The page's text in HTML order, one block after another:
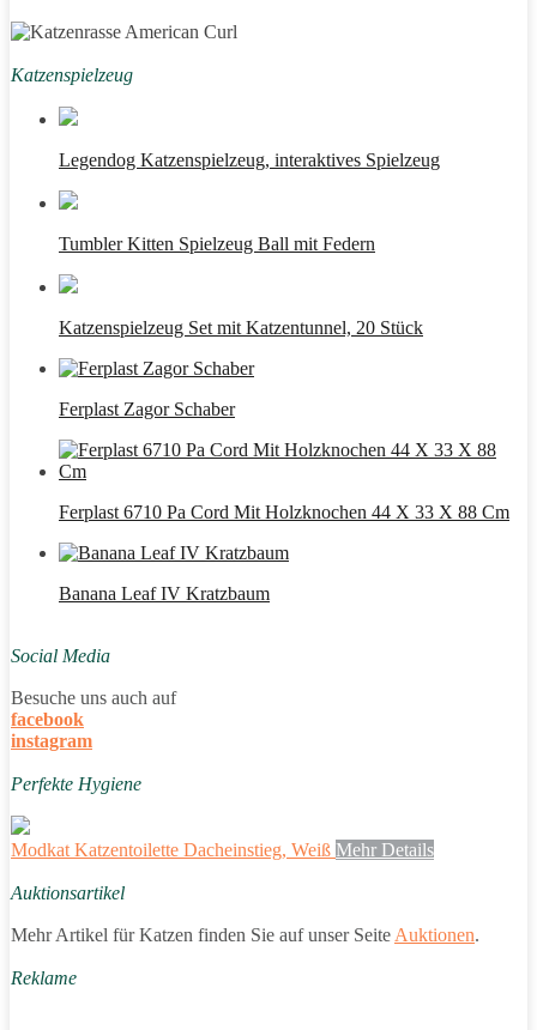
Katzenspielzeug
Legendog Katzenspielzeug, interaktives Spielzeug
Tumbler Kitten Spielzeug Ball mit Federn
Katzenspielzeug Set mit Katzentunnel, 20 Stück
Ferplast Zagor Schaber
Ferplast 6710 Pa Cord Mit Holzknochen 44 X 33 X 88 Cm
Banana Leaf IV Kratzbaum
Social Media
Besuche uns auch auf
facebook
instagram
Perfekte Hygiene
Modkat Katzentoilette Dacheinstieg, Weiß Mehr Details
Auktionsartikel
Mehr Artikel für Katzen finden Sie auf unser Seite Auktionen.
Reklame